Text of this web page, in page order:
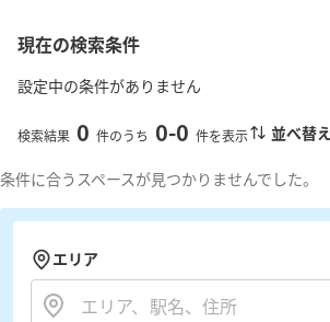
現在の検索条件
設定中の条件がありません
検索結果 0 件のうち 0-0 件を表示 並べ替え
条件に合うスペースが見つかりませんでした。
エリア